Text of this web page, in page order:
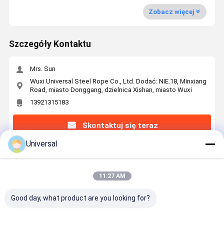
Zobacz więcej
Szczegóły Kontaktu
Mrs. Sun
Wuxi Universal Steel Rope Co., Ltd. Dodać: NIE.18, Minxiang
Road, miasto Donggang, dzielnica Xishan, miasto Wuxi
13921315183
Skontaktuj się teraz
Uzyskaj Najlepszą Cenę Za
wytrzymałości na rozciąganie 1770N/mm2 do
podnoszenia i podnoszenia
Universal
11:27 AM
Good day, what product are you looking for?